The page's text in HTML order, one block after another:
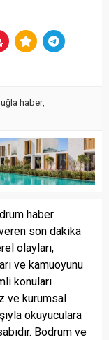
haber,
haber
son dakika
olayları,
ve kamuoyunu
konuları
ve kurumsal
okuyuculara
Bodrum ve